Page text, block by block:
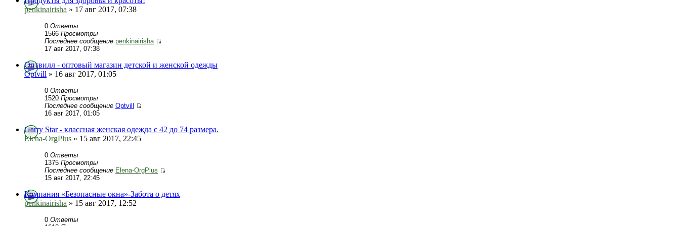
penkinairisha » 17 авг 2017, 07:38
0 Ответы
1566 Просмотры
Последнее сообщение penkinairisha
17 авг 2017, 07:38
Оптвилл - оптовый магазин детской и женской одежды
Optvill » 16 авг 2017, 01:05
0 Ответы
1520 Просмотры
Последнее сообщение Optvill
16 авг 2017, 01:05
Garry Star - классная женская одежда с 42 до 74 размера.
Elena-OrgPlus » 15 авг 2017, 22:45
0 Ответы
1375 Просмотры
Последнее сообщение Elena-OrgPlus
15 авг 2017, 22:45
Компания «Безопасные окна»-Забота о детях
penkinairisha » 15 авг 2017, 12:52
0 Ответы